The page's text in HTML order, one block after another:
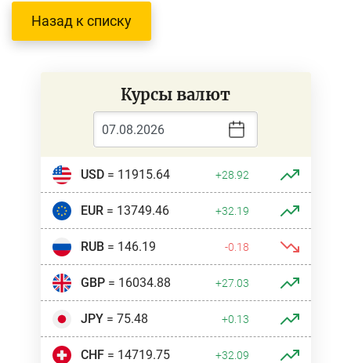
Назад к списку
Курсы валют
USD= 11915.64 +28.92
EUR= 13749.46 +32.19
RUB= 146.19 -0.18
GBP= 16034.88 +27.03
JPY= 75.48 +0.13
CHF= 14719.75 +32.09